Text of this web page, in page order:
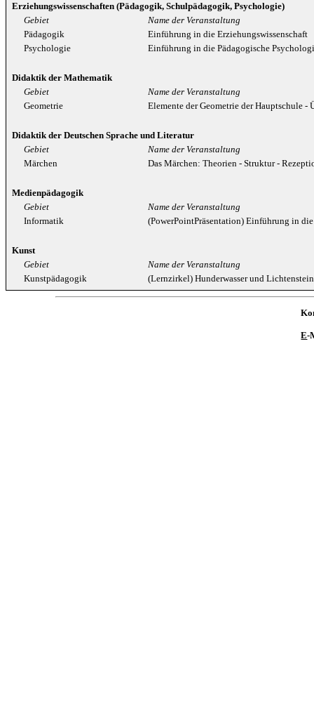
Erziehungswissenschaften (Pädagogik, Schulpädagogik, Psychologie)
Gebiet
Name der Veranstaltung
Pädagogik
Einführung in die Erziehungswissenschaft
Psychologie
Einführung in die Pädagogische
Didaktik der Mathematik
Gebiet
Name der Veranstaltung
Geometrie
Elemente der Geometrie der Hauptschule -
Didaktik der Deutschen Sprache und Literatur
Gebiet
Name der Veranstaltung
Märchen
Das Märchen: Theorien - Struktur -
Medienpädagogik
Gebiet
Name der Veranstaltung
Informatik
(PowerPointPräsentation) Einführung in
Kunst
Gebiet
Name der Veranstaltung
Kunstpädagogik
(Lernzirkel) Hunderwasser und Lichtenstein
E-